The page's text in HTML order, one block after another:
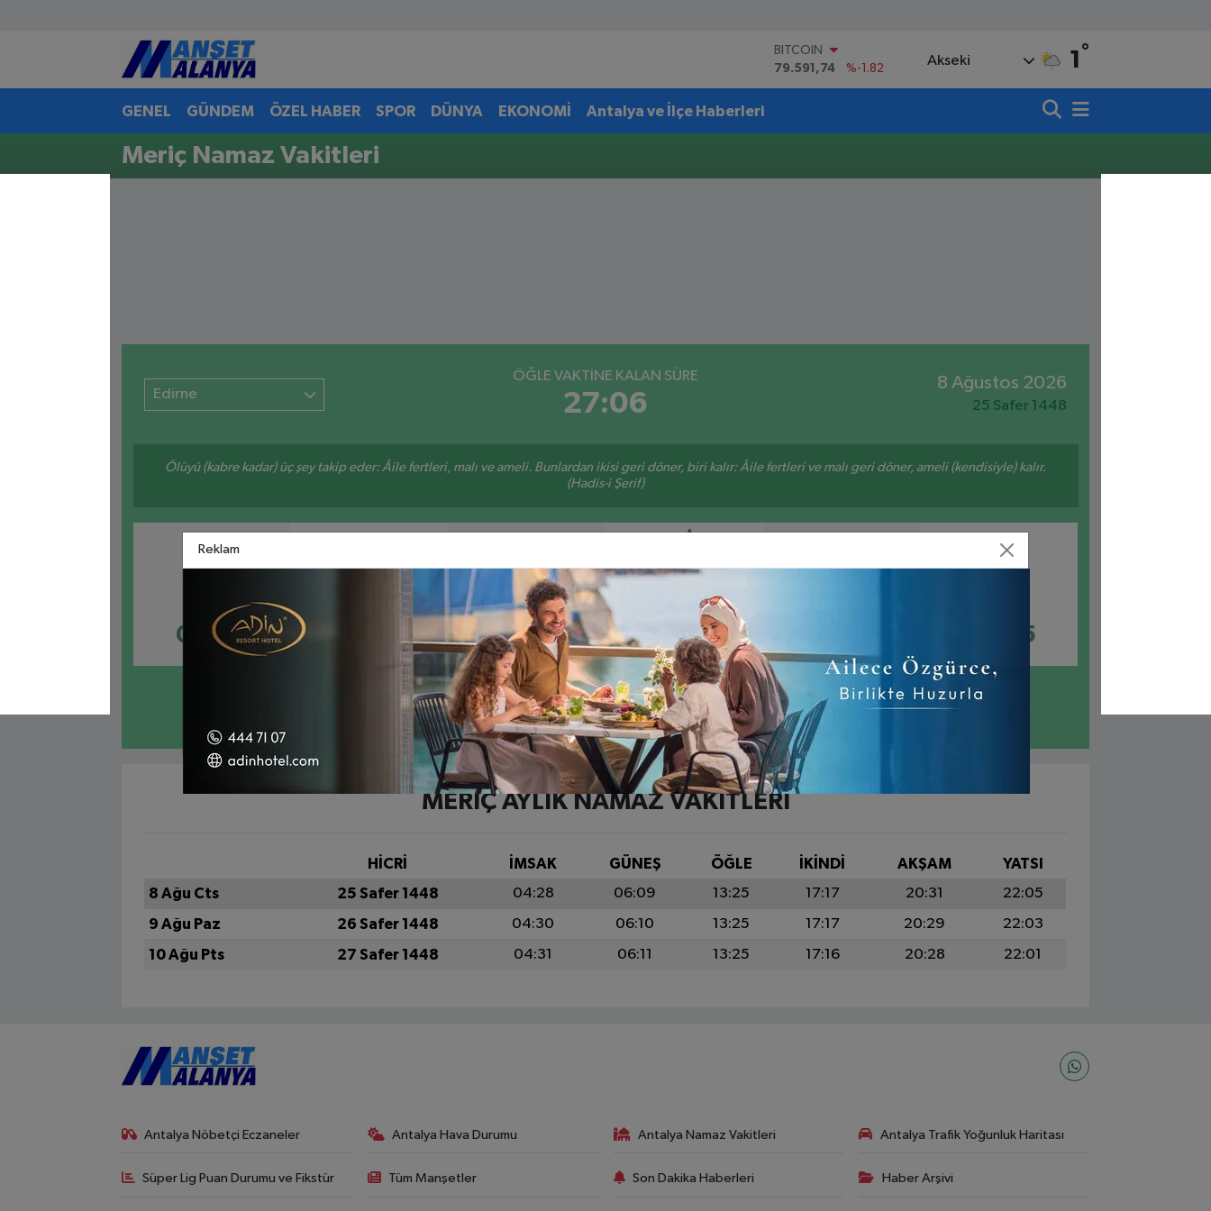
BITCOIN
79.591,74
%-1.82
DOLAR
61,60380
%0.18
Akseki 1 °
GENEL GÜNDEM ÖZEL HABER SPOR DÜNYA EKONOMİ Antalya ve İlçe Haberleri
Meriç Namaz Vakitleri
Edirne
ÖĞLE VAKTİNE KALAN SÜRE
27:06
8 Ağustos 2026
25 Safer 1448
Ölüyü (kabre kadar) üç şey takip eder: Âile fertleri, malı ve ameli. Bunlardan ikisi geri döner, biri kalır: Âile fertleri ve malı geri döner, ameli (kendisiyle) kalır.
(Hadis-i Şerif)
İMSAK
04:28 06:09
ÖĞLE
13:25
İKINDI
17:17 22:05
Havsa İpsala Keşan Lâlapaşa Meriç Süloğlu Uzunköprü
MERIÇ AYLIK NAMAZ VAKITLERI
HİCRİ İMSAK GÜNEŞ ÖĞLE İKINDI AKŞAM
YATSI
8 Ağu Cts
25 Safer 1448 04:28 06:09 13:25 17:17 20:31
22:05
9 Ağu Paz
26 Safer 1448 04:30 06:10 13:25 17:17 20:29
22:03
10 Ağu Pts
27 Safer 1448 04:31 06:11 13:25 17:16 20:28 22:01
Antalya Nöbetçi Eczaneler Antalya Hava Durumu Antalya Namaz Vakitleri Antalya Trafik Yoğunluk Haritası
Süper Lig Puan Durumu ve Fikstür Tüm Manşetler Son Dakika Haberleri Haber Arşivi
Antalya Nöbetçi Eczaneler
Antalya Hava Durumu
Antalya Namaz Vakitleri
Son Dakika Haberleri
Reklam